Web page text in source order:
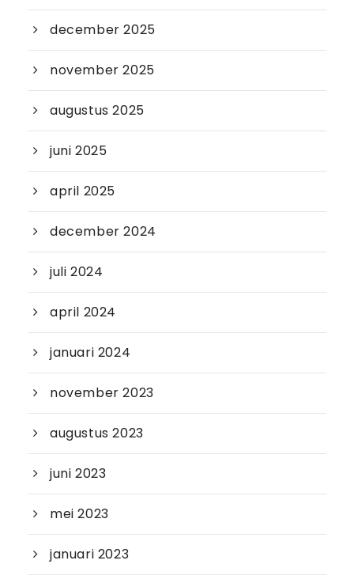
december 2025
november 2025
augustus 2025
juni 2025
april 2025
december 2024
juli 2024
april 2024
januari 2024
november 2023
augustus 2023
juni 2023
mei 2023
januari 2023